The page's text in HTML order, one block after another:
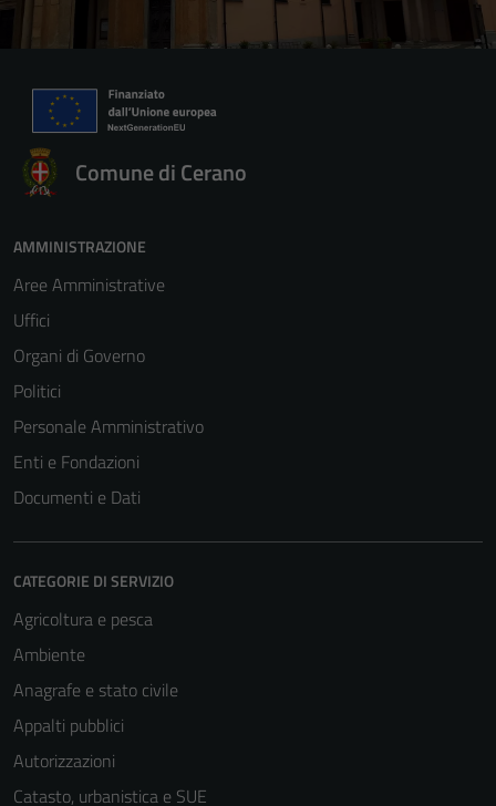
Comune di Cerano
AMMINISTRAZIONE
Aree Amministrative
Uffici
Organi di Governo
Politici
Personale Amministrativo
Enti e Fondazioni
Documenti e Dati
CATEGORIE DI SERVIZIO
Agricoltura e pesca
Ambiente
Anagrafe e stato civile
Appalti pubblici
Autorizzazioni
Catasto, urbanistica e SUE